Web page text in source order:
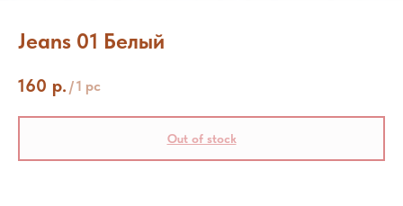
Jeans 01 Белый
160 р. /1 pc
Out of stock